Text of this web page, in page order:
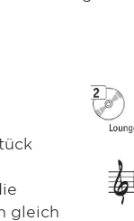
gleich